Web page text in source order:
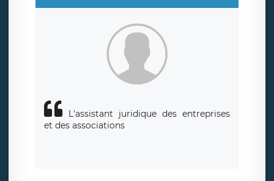
L'assistant juridique des entreprises
et des associations